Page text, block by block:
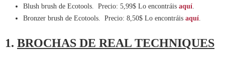
Blush brush de Ecotools. Precio: 5,99$ Lo encontráis aquí.
Bronzer brush de Ecotools. Precio: 8,50$ Lo encontráis aquí
1. BROCHAS DE REAL TECHNIQUES